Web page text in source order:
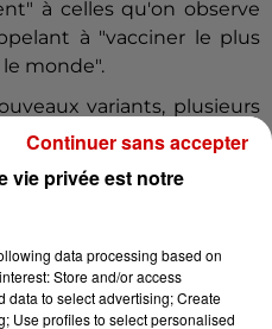
à celles qu'on observe
à "vacciner le plus
monde".
variants, plusieurs
étaient capables de
Voir plus
vie privée est notre
data processing based on
Store and/or access
data to select advertising; Create
Use profiles to select personalised
Continuer sans accepter